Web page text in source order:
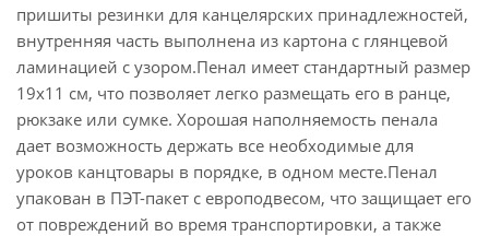
пришиты резинки для канцелярских принадлежностей,
внутренняя часть выполнена из картона с глянцевой
ламинацией с узором.Пенал имеет стандартный размер
19х11 см, что позволяет легко размещать его в ранце,
рюкзаке или сумке. Хорошая наполняемость пенала
дает возможность держать все необходимые для
уроков канцтовары в порядке, в одном месте.Пенал
упакован в ПЭТ-пакет с европодвесом, что защищает его
от повреждений во время транспортировки, а также